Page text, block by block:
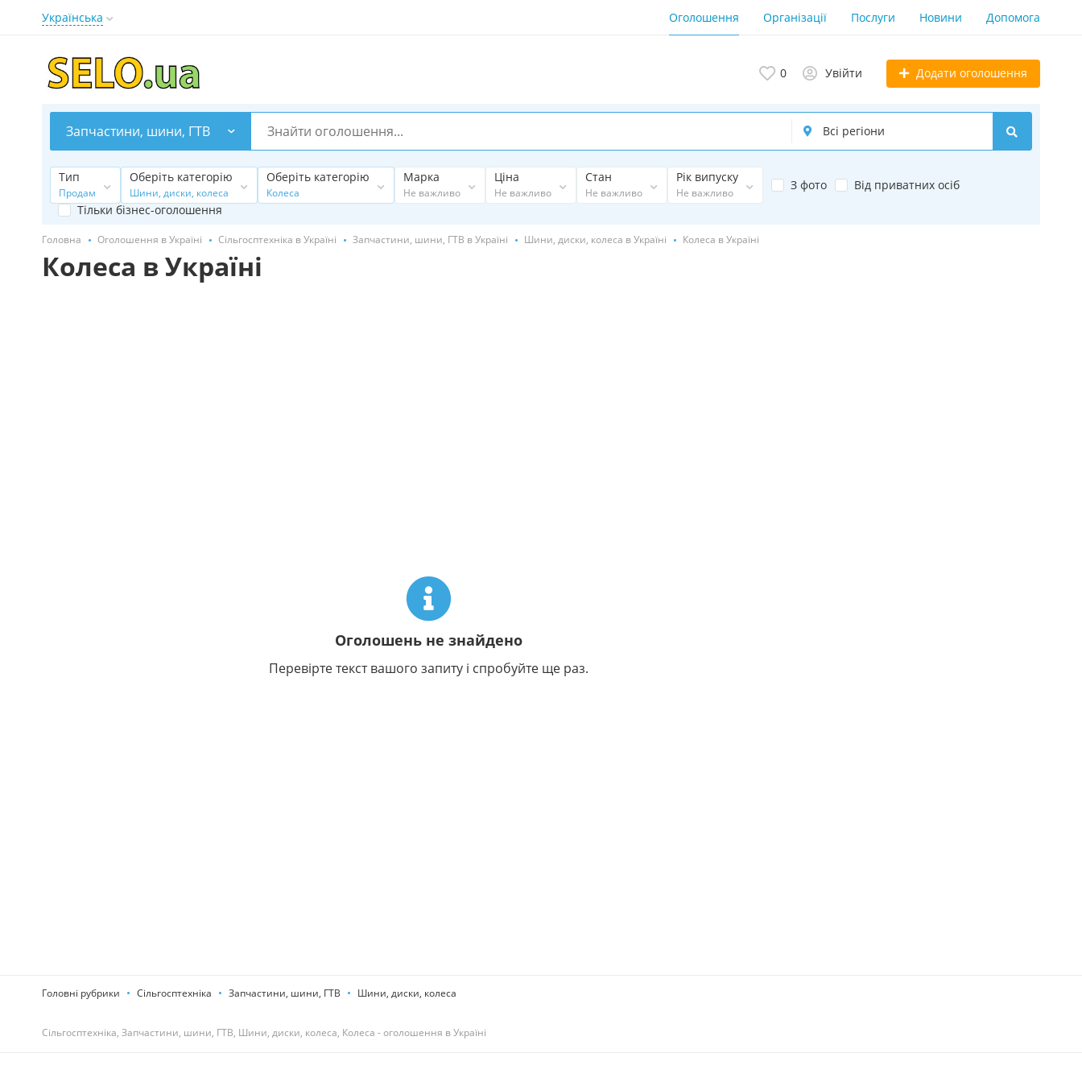
Українська Оголошення Організації Послуги Новини Допомога
0 Увійти Додати оголошення
Запчастини, шини, ГТВ
Тип
Продам
Оберіть категорію
Шини, диски, колеса
Оберіть категорію
Колеса
Марка
Не важливо
Ціна
Не важливо
Стан
Не важливо
Рік випуску
Не важливо
З фото
Від приватних осіб
Тільки бізнес-оголошення
Головна Оголошення в Україні Сільгосптехніка в Україні Запчастини, шини, ГТВ в Україні Шини, диски, колеса в Україні Колеса в Україні
Колеса в Україні
Оголошень не знайдено
Перевірте текст вашого запиту і спробуйте ще раз.
Головні рубрики Сільгосптехніка Запчастини, шини, ГТВ Шини, диски, колеса
Сільгосптехніка, Запчастини, шини, ГТВ, Шини, диски, колеса, Колеса - оголошення в Україні